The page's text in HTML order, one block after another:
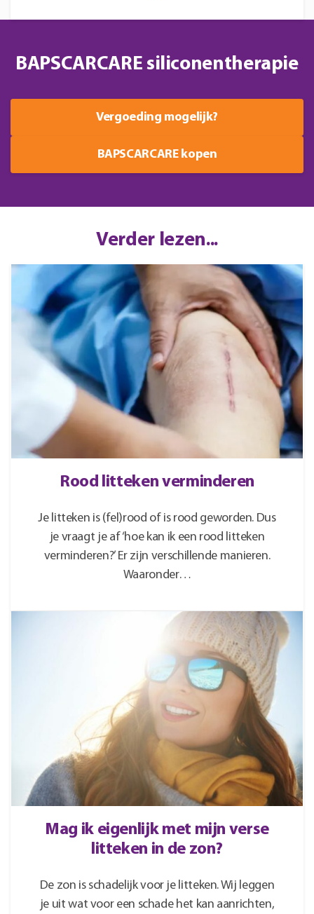
BAPSCARCARE siliconentherapie
Vergoeding mogelijk?
BAPSCARCARE kopen
Verder lezen...
Rood litteken verminderen
Je litteken is (fel)rood of is rood geworden. Dus
je vraagt je af ‘hoe kan ik een rood litteken
verminderen?’ Er zijn verschillende manieren.
Waaronder…
Mag ik eigenlijk met mijn verse
litteken in de zon?
De zon is schadelijk voor je litteken. Wij leggen
je uit wat voor een schade het kan aanrichten,